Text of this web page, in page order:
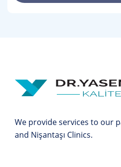
We provide services to our
and Nişantaşı Clinics.